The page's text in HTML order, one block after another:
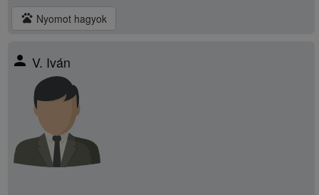
pets Nyomot hagyok
person V. Iván